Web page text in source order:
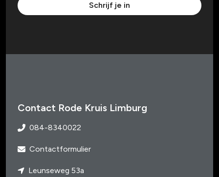
Schrijf je in
Contact Rode Kruis Limburg
084-8340022
Contactformulier
Leunseweg 53a